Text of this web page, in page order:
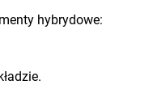
hybrydowe: